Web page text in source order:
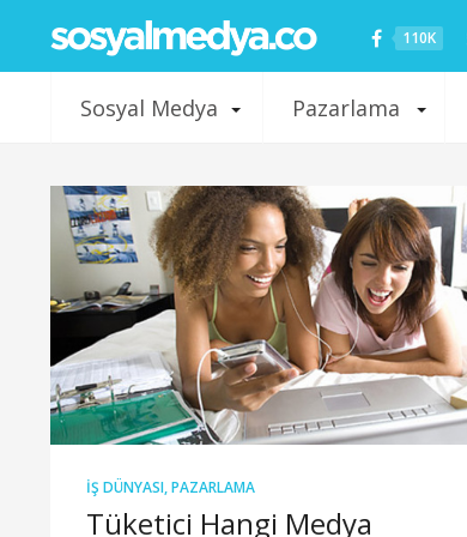
110K
Sosyal Medya Pazarlama
İŞ DÜNYASI,PAZARLAMA
Tüketici Hangi Medya